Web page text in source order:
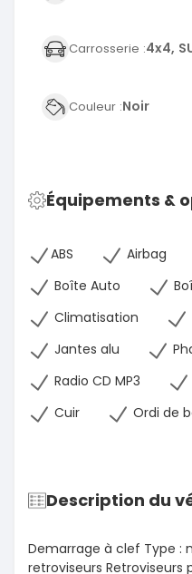
Carrosserie :4x4,
Couleur :Noir
Équipements &
ABS Airbag
Boîte Auto
Climatisation
Jantes alu
Radio CD MP3
Cuir
Ordi de
Description du
Demarrage à clef Type :
retroviseurs